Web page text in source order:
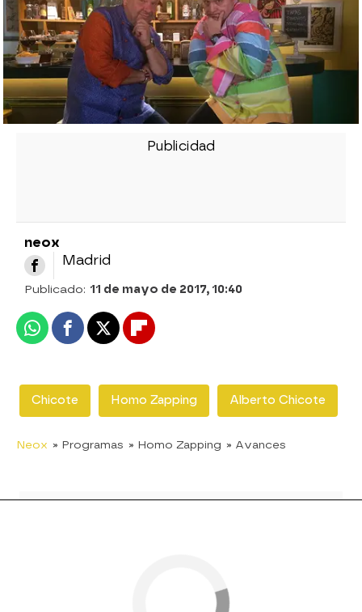
neox
Madrid
Publicado: 11 de mayo de 2017, 10:40
WhatsappFacebook
X Flipboard
Chicote Homo Zapping Alberto Chicote
Neox » Programas » Homo Zapping » Avances